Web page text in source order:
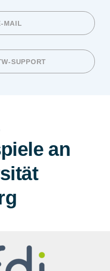
MAIL
SUPPORT
an